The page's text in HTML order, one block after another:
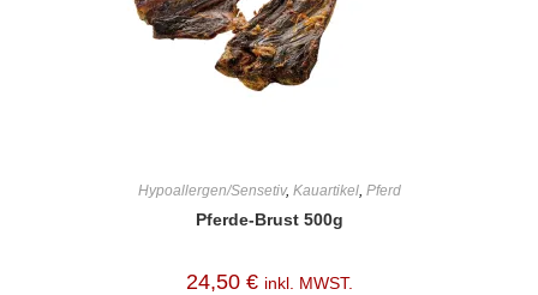
Hypoallergen/Sensetiv, Kauartikel, Pferd
Pferde-Brust 500g
24,50 € inkl. MWST.